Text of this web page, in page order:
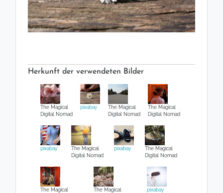
Herkunft der verwendeten Bilder
The Magical
Digital Nomad
pixabay
The Magical
Digital Nomad
The Magical
Digital Nomad
pixabay
The Magical
Digital Nomad
pixabay
The Magical
Digital Nomad
The Magical
The Magical
pixabay